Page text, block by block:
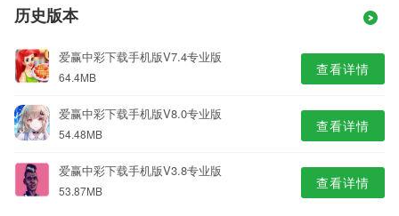
历史版本
爱赢中彩下载手机版V7.4专业版
64.4MB 查看详情
爱赢中彩下载手机版V8.0专业版
54.48MB 查看详情
爱赢中彩下载手机版V3.8专业版
53.87MB 查看详情